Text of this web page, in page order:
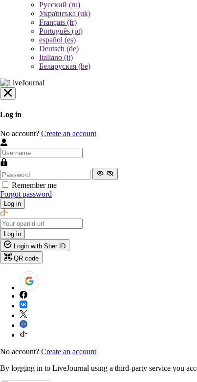
Русский (ru)
Українська (uk)
Français (fr)
Português (pt)
español (es)
Deutsch (de)
Italiano (it)
Беларуская (be)
Log in
No account? Create an account
Remember me
Forgot password
Log in
Log in
Login with Sber ID
QR code
No account? Create an account
By logging in to LiveJournal using a third-party service you